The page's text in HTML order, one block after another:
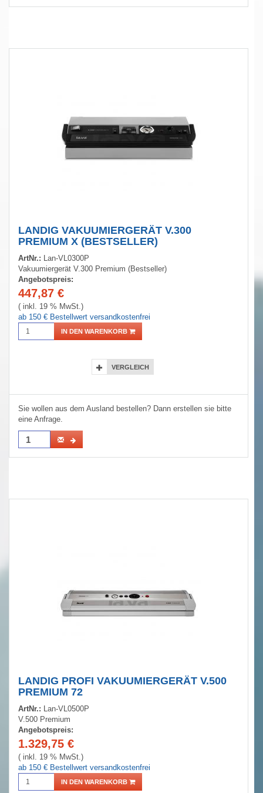
LANDIG VAKUUMIERGERÄT V.300
PREMIUM X (BESTSELLER)
ArtNr.: Lan-VL0300P
Vakuumiergerät V.300 Premium (Bestseller)
Angebotspreis:
447,87 €
( inkl. 19 % MwSt.)
ab 150 € Bestellwert versandkostenfrei
IN DEN WARENKORB
VERGLEICH
Sie wollen aus dem Ausland bestellen? Dann erstellen sie bitte
eine Anfrage.
LANDIG PROFI VAKUUMIERGERÄT V.500
PREMIUM 72
ArtNr.: Lan-VL0500P
V.500 Premium
Angebotspreis:
1.329,75 €
( inkl. 19 % MwSt.)
ab 150 € Bestellwert versandkostenfrei
IN DEN WARENKORB